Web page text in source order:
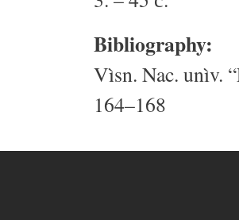
Bibliography:
Vìsn. Nac. unìv.
164–168